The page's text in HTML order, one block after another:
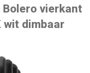
Bolero vierkant
wit dimbaar